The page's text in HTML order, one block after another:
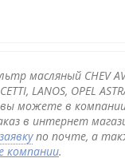
масляный CHEV
LANOS, OPEL
вы можете в
в интернет
по почте, а
компании.